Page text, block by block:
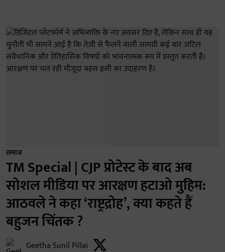
समाज
TM Special | CJP प्रोटेस्ट के बाद अब
सोशल मीडिया पर आरक्षण हटाओ मुहिम:
आठवले ने कहा ‘राष्ट्रद्रोह’, क्या कहते हैं
बहुजन चिंतक ?
Geetha Sunil Pillai